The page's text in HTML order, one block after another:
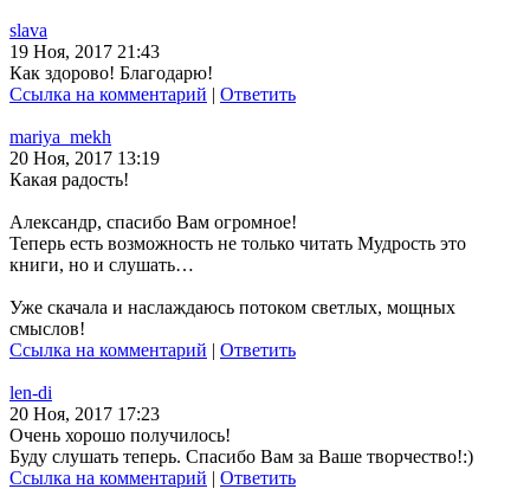
slava
19 Ноя, 2017 21:43
Как здорово! Благодарю!
Ссылка на комментарий | Ответить
mariya_mekh
20 Ноя, 2017 13:19
Какая радость!
Александр, спасибо Вам огромное!
Теперь есть возможность не только читать Мудрость это
книги, но и слушать…
Уже скачала и наслаждаюсь потоком светлых, мощных
смыслов!
Ссылка на комментарий | Ответить
len-di
20 Ноя, 2017 17:23
Очень хорошо получилось!
Буду слушать теперь. Спасибо Вам за Ваше творчество!:)
Ссылка на комментарий | Ответить